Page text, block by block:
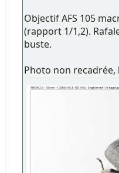
Objectif AFS 105
(rapport 1/1,2).
buste.
Photo non recadrée,